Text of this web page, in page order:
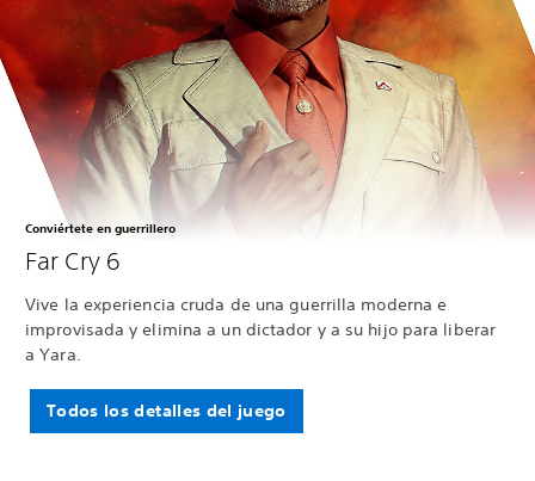
Conviértete en guerrillero
Far Cry 6
Vive la experiencia cruda de una guerrilla moderna e
improvisada y elimina a un dictador y a su hijo para liberar
a Yara.
Todos los detalles del juego